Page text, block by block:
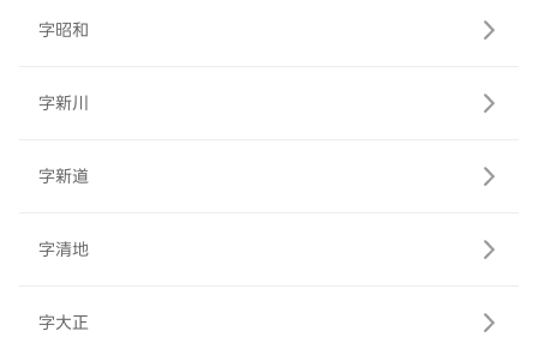
字昭和
字新川
字新道
字清地
字大正